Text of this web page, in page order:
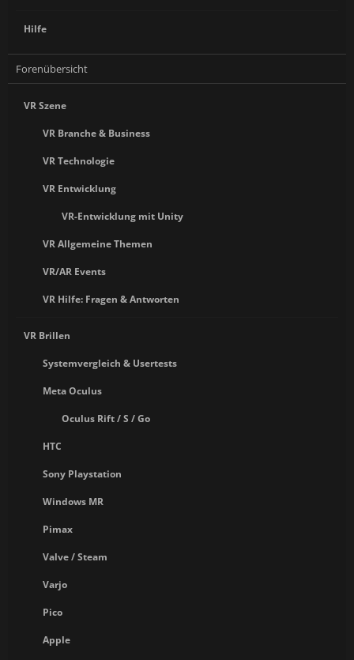
Hilfe
Forenübersicht
VR Szene
VR Branche & Business
VR Technologie
VR Entwicklung
VR-Entwicklung mit Unity
VR Allgemeine Themen
VR/AR Events
VR Hilfe: Fragen & Antworten
VR Brillen
Systemvergleich & Usertests
Meta Oculus
Oculus Rift / S / Go
HTC
Sony Playstation
Windows MR
Pimax
Valve / Steam
Varjo
Pico
Apple